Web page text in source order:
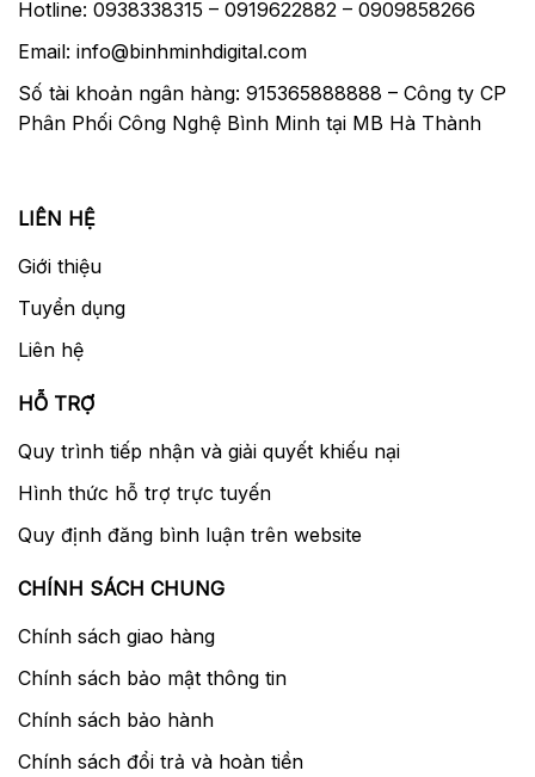
Hotline: 0938338315 – 0919622882 – 0909858266
Email: info@binhminhdigital.com
Số tài khoản ngân hàng: 915365888888 – Công ty CP
Phân Phối Công Nghệ Bình Minh tại MB Hà Thành
LIÊN HỆ
Giới thiệu
Tuyển dụng
Liên hệ
HỖ TRỢ
Quy trình tiếp nhận và giải quyết khiếu nại
Hình thức hỗ trợ trực tuyến
Quy định đăng bình luận trên website
CHÍNH SÁCH CHUNG
Chính sách giao hàng
Chính sách bảo mật thông tin
Chính sách bảo hành
Chính sách đổi trả và hoàn tiền